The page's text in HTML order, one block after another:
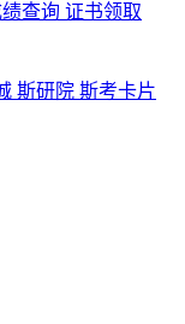
查询 证书领取
斯研院 斯考卡片